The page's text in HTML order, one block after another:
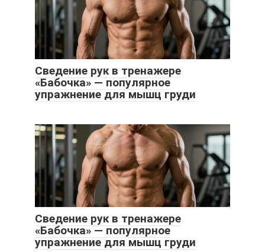
Сведение рук в тренажере
«Бабочка» — популярное
упражнение для мышц груди
Сведение рук в тренажере
«Бабочка» — популярное
упражнение для мышц груди